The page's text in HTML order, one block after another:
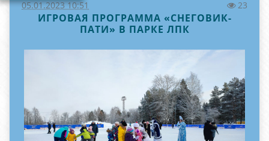
05.01.2023 10:51 23
ИГРОВАЯ ПРОГРАММА «СНЕГОВИК-
ПАТИ» В ПАРКЕ ЛПК